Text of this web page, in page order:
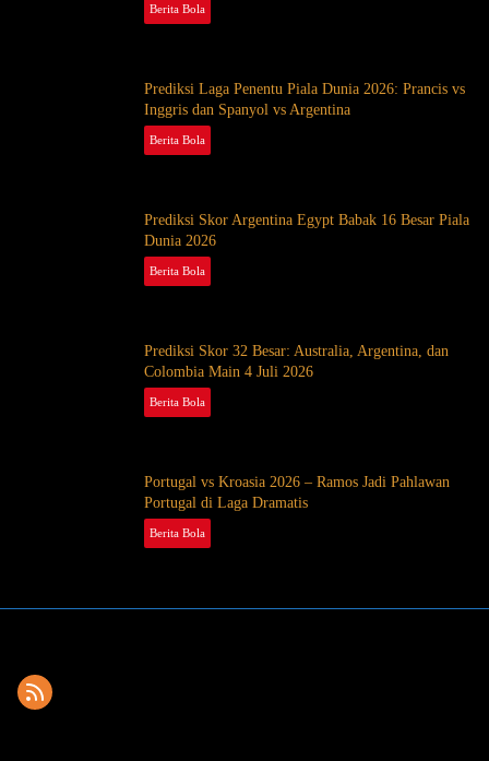
Berita Bola
Prediksi Laga Penentu Piala Dunia 2026: Prancis vs
Inggris dan Spanyol vs Argentina
Berita Bola
Prediksi Skor Argentina Egypt Babak 16 Besar Piala
Dunia 2026
Berita Bola
Prediksi Skor 32 Besar: Australia, Argentina, dan
Colombia Main 4 Juli 2026
Berita Bola
Portugal vs Kroasia 2026 – Ramos Jadi Pahlawan
Portugal di Laga Dramatis
Berita Bola